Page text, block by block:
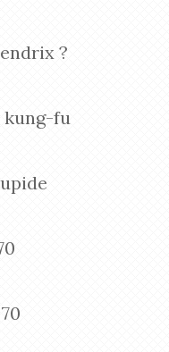
?
kung-fu